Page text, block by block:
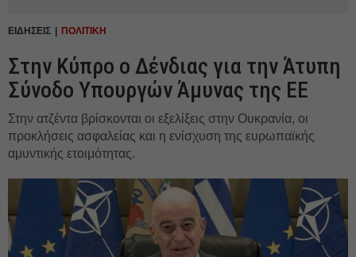
ΕΙΔΗΣΕΙΣ ΠΟΛΙΤΙΚΗ
Στην Κύπρο ο Δένδιας για την Άτυπη
Σύνοδο Υπουργών Άμυνας της ΕΕ
Στην ατζέντα βρίσκονται οι εξελίξεις στην Ουκρανία, οι
προκλήσεις ασφαλείας και η ενίσχυση της ευρωπαϊκής
αμυντικής ετοιμότητας.